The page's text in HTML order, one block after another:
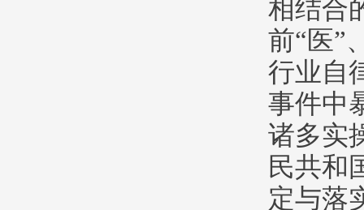
相结合
前“医”
行业自
事件中
诸多实
民共和
定与落